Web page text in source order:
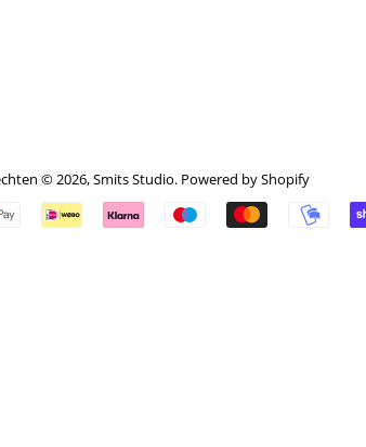
© 2026,Smits Studio. Powered by Shopify
Betalingspictogrammen